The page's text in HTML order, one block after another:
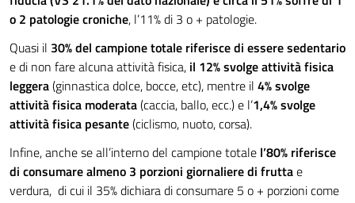
o 2 patologie croniche, l’11% di 3 o + patologie.
Quasi il 30% del campione totale riferisce di essere sedentario
e di non fare alcuna attività fisica, il 12% svolge attività fisica
leggera(ginnastica dolce, bocce, etc), mentre il 4% svolge
attività fisica moderata(caccia, ballo, ecc.) e l’1,4% svolge
attività fisica pesante(ciclismo, nuoto, corsa).
Infine, anche se all’interno del campione totale l’80% riferisce
di consumare almeno 3 porzioni giornaliere di fruttae
verdura, di cui il 35% dichiara di consumare 5 o + porzioni come